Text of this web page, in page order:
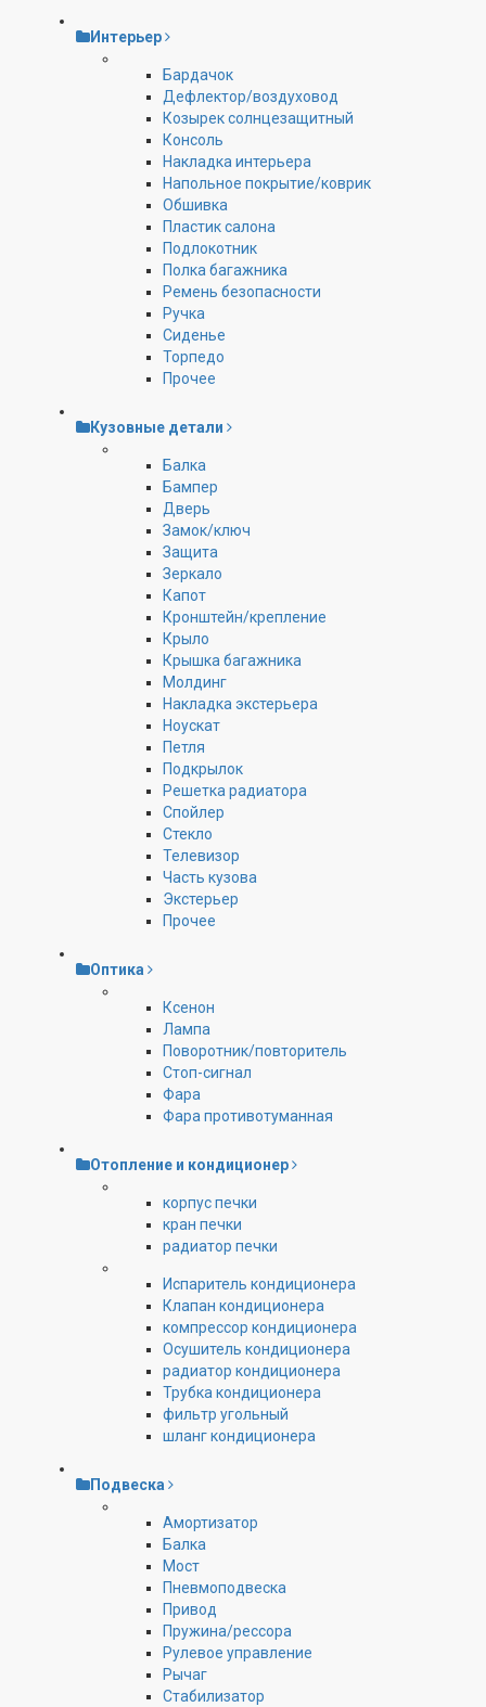
Интерьер
Бардачок
Дефлектор/воздуховод
Козырек солнцезащитный
Консоль
Накладка интерьера
Напольное покрытие/коврик
Обшивка
Пластик салона
Подлокотник
Полка багажника
Ремень безопасности
Ручка
Сиденье
Торпедо
Прочее
Кузовные детали
Балка
Бампер
Дверь
Замок/ключ
Защита
Зеркало
Капот
Кронштейн/крепление
Крыло
Крышка багажника
Молдинг
Накладка экстерьера
Ноускат
Петля
Подкрылок
Решетка радиатора
Спойлер
Стекло
Телевизор
Часть кузова
Экстерьер
Прочее
Оптика
Ксенон
Лампа
Поворотник/повторитель
Стоп-сигнал
Фара
Фара противотуманная
Отопление и кондиционер
корпус печки
кран печки
радиатор печки
Испаритель кондиционера
Клапан кондиционера
компрессор кондиционера
Осушитель кондиционера
радиатор кондиционера
Трубка кондиционера
фильтр угольный
шланг кондиционера
Подвеска
Амортизатор
Балка
Мост
Пневмоподвеска
Привод
Пружина/рессора
Рулевое управление
Рычаг
Стабилизатор